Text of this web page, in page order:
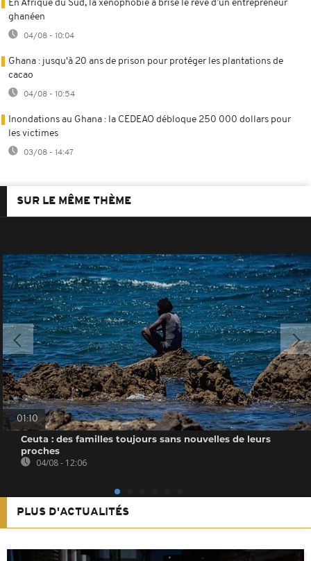
En Afrique du Sud, la xénophobie a brisé le rêve d’un entrepreneur
ghanéen
04/08 - 10:04
Ghana : jusqu'à 20 ans de prison pour protéger les plantations de
cacao
04/08 - 10:54
Inondations au Ghana : la CEDEAO débloque 250 000 dollars pour
les victimes
03/08 - 14:47
SUR LE MÊME THÈME
01:10
Ceuta : des familles toujours sans nouvelles de leurs
proches
04/08 - 12:06
PLUS D'ACTUALITÉS